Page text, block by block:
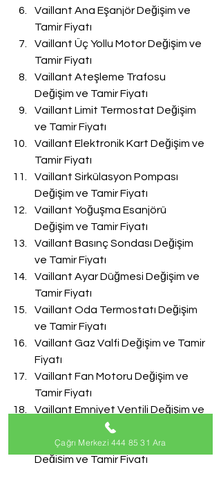
Vaillant Ana Eşanjör Değişim ve
Tamir Fiyatı
Vaillant Üç Yollu Motor Değişim ve
Tamir Fiyatı
Vaillant Ateşleme Trafosu
Değişim ve Tamir Fiyatı
Vaillant Limit Termostat Değişim
ve Tamir Fiyatı
Vaillant Elektronik Kart Değişim ve
Tamir Fiyatı
Vaillant Sirkülasyon Pompası
Değişim ve Tamir Fiyatı
Vaillant Yoğuşma Esanjörü
Değişim ve Tamir Fiyatı
Vaillant Basınç Sondası Değişim
ve Tamir Fiyatı
Vaillant Ayar Düğmesi Değişim ve
Tamir Fiyatı
Vaillant Oda Termostatı Değişim
ve Tamir Fiyatı
Vaillant Gaz Valfi Değişim ve Tamir
Fiyatı
Vaillant Fan Motoru Değişim ve
Tamir Fiyatı
Vaillant Emniyet Ventili Değişim ve
Vaillant Doldurma Musluğu
Değişim ve Tamir Fiyatı
Çağrı Merkezi 444 85 31 Ara